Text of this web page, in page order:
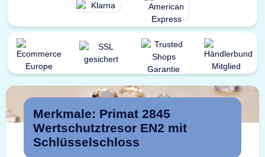
Merkmale: Primat 2845
Wertschutztresor EN2 mit
Schlüsselschloss